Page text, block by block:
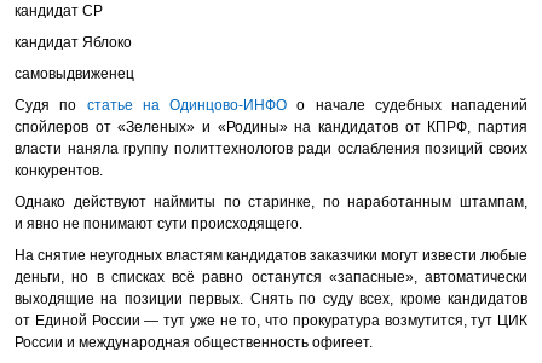
кандидат СР
кандидат Яблоко
самовыдвиженец
Судя по статье на Одинцово-ИНФО о начале судебных нападений
спойлеров от «Зеленых» и «Родины» на кандидатов от КПРФ, партия
власти наняла группу политтехнологов ради ослабления позиций своих
конкурентов.
Однако действуют наймиты по старинке, по наработанным штампам,
и явно не понимают сути происходящего.
На снятие неугодных властям кандидатов заказчики могут извести любые
деньги, но в списках всё равно останутся «запасные», автоматически
выходящие на позиции первых. Снять по суду всех, кроме кандидатов
от Единой России — тут уже не то, что прокуратура возмутится, тут ЦИК
России и международная общественность офигеет.